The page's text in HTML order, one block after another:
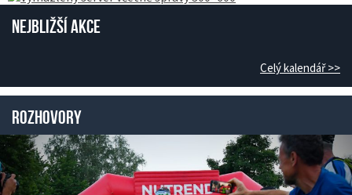
Nejbližší akce
Celý kalendář >>
Rozhovory